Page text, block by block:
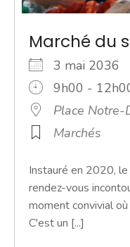
Marché du
3 mai 2036
9h00 -
Place Notre-
Marchés
Instauré en 2020,
rendez-vous
moment convivial
C'est un [...]